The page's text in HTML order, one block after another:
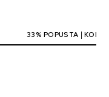
33% POPUSTA | KOD: